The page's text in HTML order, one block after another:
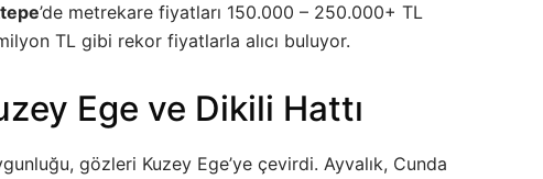
’de metrekare fiyatları 150.000 – 250.000+ TL
TL gibi rekor fiyatlarla alıcı buluyor.
Ege ve Dikili Hattı
gözleri Kuzey Ege’ye çevirdi. Ayvalık, Cunda